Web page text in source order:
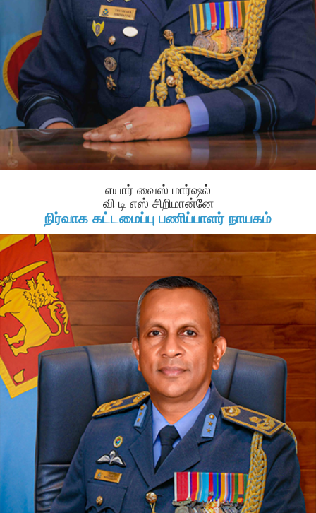
எயார் வைஸ் மார்ஷல்
வி டி எஸ் சிறிமான்னே
நிர்வாக கட்டமைப்பு பணிப்பாளர் நாயகம்